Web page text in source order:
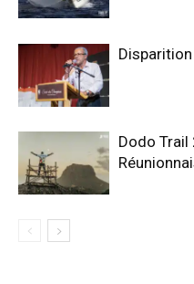
Disparition
Dodo Trail